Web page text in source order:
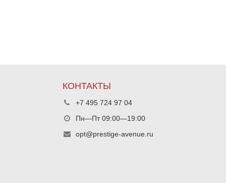
КОНТАКТЫ
+7 495 724 97 04
Пн—Пт 09:00—19:00
opt@prestige-avenue.ru